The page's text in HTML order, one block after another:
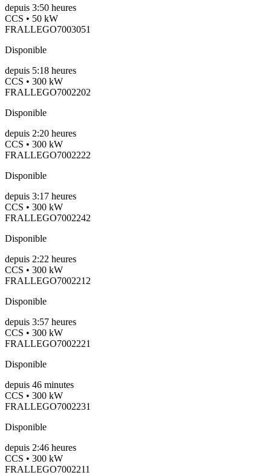
depuis 3:50 heures
CCS • 50 kW
FRALLEGO7003051
Disponible
depuis 5:18 heures
CCS • 300 kW
FRALLEGO7002202
Disponible
depuis 2:20 heures
CCS • 300 kW
FRALLEGO7002222
Disponible
depuis 3:17 heures
CCS • 300 kW
FRALLEGO7002242
Disponible
depuis 2:22 heures
CCS • 300 kW
FRALLEGO7002212
Disponible
depuis 3:57 heures
CCS • 300 kW
FRALLEGO7002221
Disponible
depuis 46 minutes
CCS • 300 kW
FRALLEGO7002231
Disponible
depuis 2:46 heures
CCS • 300 kW
FRALLEGO7002211